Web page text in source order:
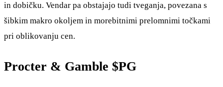
in dobičku. Vendar pa obstajajo tudi tveganja, povezana s
šibkim makro okoljem in morebitnimi prelomnimi točkami
pri oblikovanju cen.
Procter & Gamble $PG